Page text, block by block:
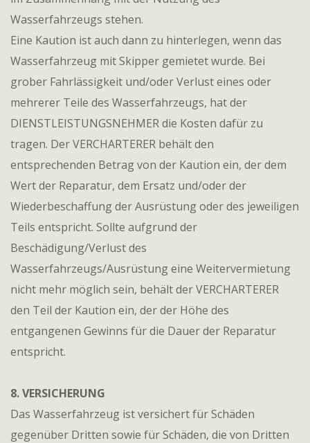
Wasserfahrzeugs stehen.
Eine Kaution ist auch dann zu hinterlegen, wenn das
Wasserfahrzeug mit Skipper gemietet wurde. Bei
grober Fahrlässigkeit und/oder Verlust eines oder
mehrerer Teile des Wasserfahrzeugs, hat der
DIENSTLEISTUNGSNEHMER die Kosten dafür zu
tragen. Der VERCHARTERER behält den
entsprechenden Betrag von der Kaution ein, der dem
Wert der Reparatur, dem Ersatz und/oder der
Wiederbeschaffung der Ausrüstung oder des jeweiligen
Teils entspricht. Sollte aufgrund der
Beschädigung/Verlust des
Wasserfahrzeugs/Ausrüstung eine Weitervermietung
nicht mehr möglich sein, behält der VERCHARTERER
den Teil der Kaution ein, der der Höhe des
entgangenen Gewinns für die Dauer der Reparatur
entspricht.
8. VERSICHERUNG
Das Wasserfahrzeug ist versichert für Schäden
gegenüber Dritten sowie für Schäden, die von Dritten